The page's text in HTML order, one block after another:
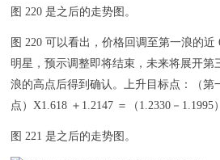
图 220 是之后的走势图。
图 220 可以看出，价格回调至第一浪的近
明星，预示调整即将结束，未来将展开第
浪的高点后得到确认。上升目标点：（第
点）X1.618 ＋1.2147 ＝（1.2330－1.1995
图 221 是之后的走势图。